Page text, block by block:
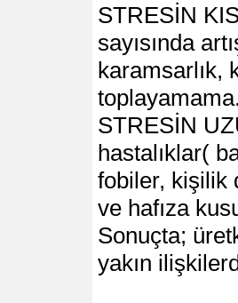
STRESİN
sayısında
karamsarlık,
STRESİN
hastalıklar(
fobiler, kişilik
ve hafıza
Sonuçta;
yakın